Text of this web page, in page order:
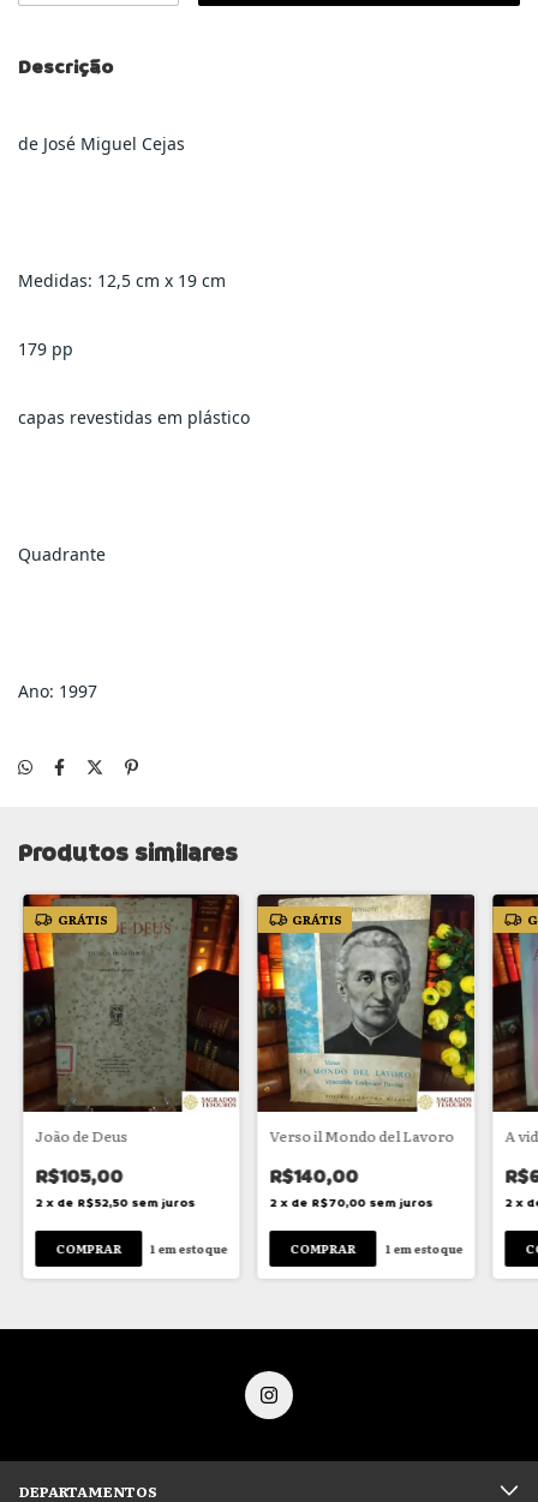
Descrição
de José Miguel Cejas
Medidas: 12,5 cm x 19 cm
179 pp
capas revestidas em plástico
Quadrante
Ano: 1997
Produtos similares
GRÁTIS
João de Deus
R$105,00
2 x de R$52,50 sem juros
1 em estoque
GRÁTIS
Verso il Mondo del Lavoro
R$140,00
2 x de R$70,00 sem juros
1 em estoque
A
2 x
DEPARTAMENTOS